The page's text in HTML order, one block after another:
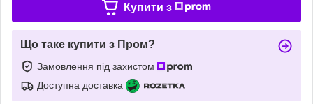
Купити з
Що таке купити з Пром?
Замовлення під захистом
Доступна доставка